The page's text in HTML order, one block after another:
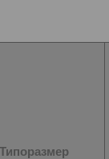
Типоразмер